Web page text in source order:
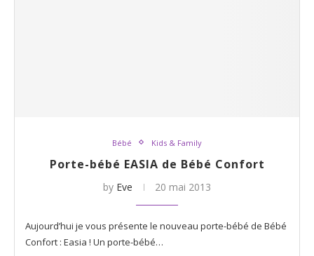
Bébé Kids & Family
Porte-bébé EASIA de Bébé Confort
by Eve 20 mai 2013
Aujourd’hui je vous présente le nouveau porte-bébé de Bébé
Confort : Easia ! Un porte-bébé…